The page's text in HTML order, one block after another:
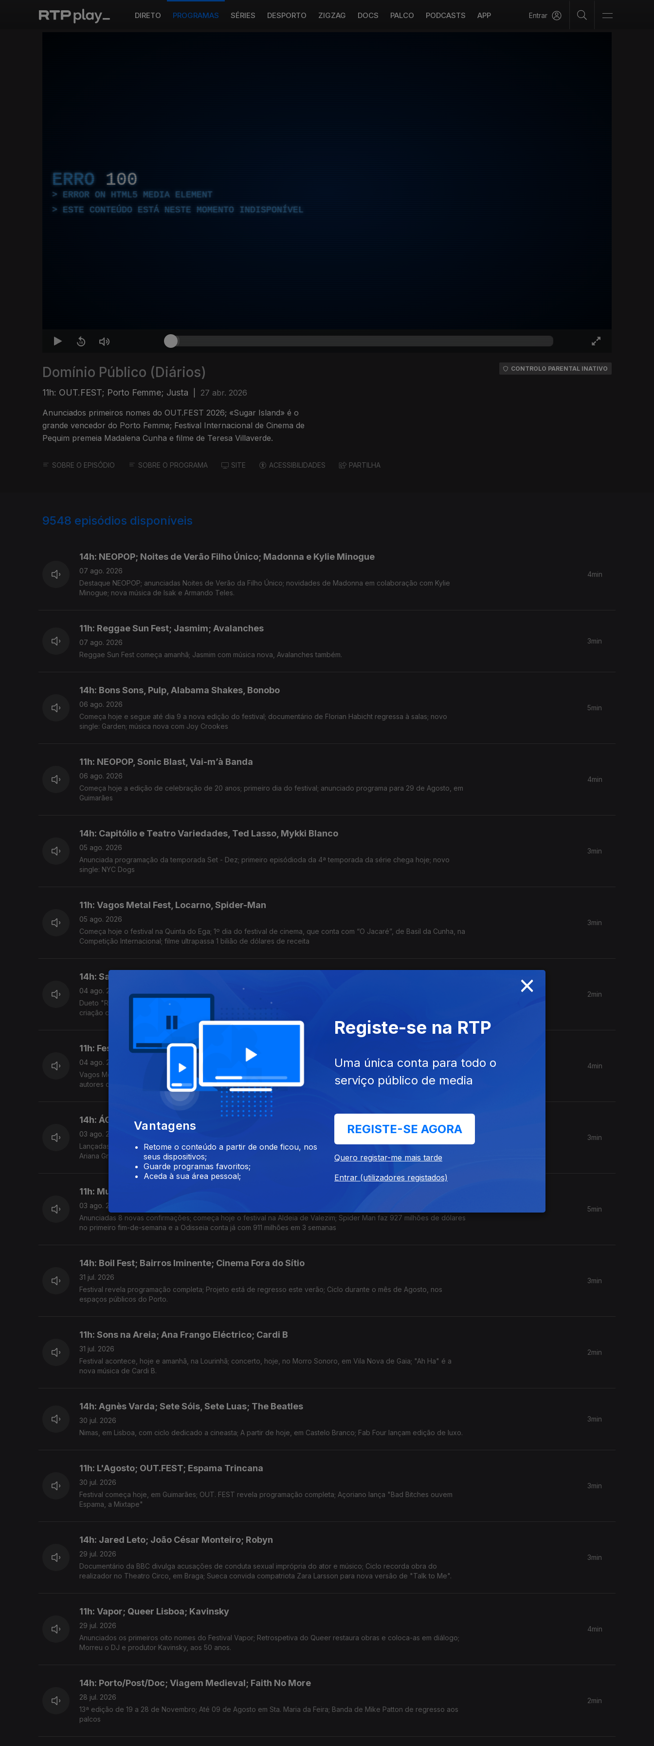
DIRETO PROGRAMAS SÉRIES DESPORTO ZIGZAG DOCS PALCO PODCASTS APP Entrar
ERRO 100
ERROR ON HTML5 MEDIA ELEMENT
ESTE CONTEÚDO ESTÁ NESTE MOMENTO INDISPONÍVEL
Domínio Público (Diários)
11h: OUT.FEST; Porto Femme; Justa 27 abr. 2026
Anunciados primeiros nomes do OUT.FEST 2026; «Sugar Island» é o
grande vencedor do Porto Femme; Festival Internacional de Cinema de
Pequim premeia Madalena Cunha e filme de Teresa Villaverde.
CONTROLO PARENTAL INATIVO
SOBRE O EPISÓDIO SOBRE O PROGRAMA SITE ACESSIBILIDADES PARTILHA
9548 episódios disponíveis
14h: NEOPOP; Noites de Verão Filho Único; Madonna e Kylie Minogue
07 ago. 2026
Destaque NEOPOP; anunciadas Noites de Verão da Filho Único; novidades de Madonna em colaboração com Kylie
Minogue; nova música de Isak e Armando Teles.
4min
11h: Reggae Sun Fest; Jasmim; Avalanches
07 ago. 2026
Reggae Sun Fest começa amanhã; Jasmim com música nova, Avalanches também.
3min
14h: Bons Sons, Pulp, Alabama Shakes, Bonobo
06 ago. 2026
Começa hoje e segue até dia 9 a nova edição do festival; documentário de Florian Habicht regressa à salas; novo
single: Garden; música nova com Joy Crookes
5min
11h: NEOPOP, Sonic Blast, Vai-m’à Banda
06 ago. 2026
Começa hoje a edição de celebração de 20 anos; primeiro dia do festival; anunciado programa para 29 de Agosto, em
Guimarães
4min
14h: Capitólio e Teatro Variedades, Ted Lasso, Mykki Blanco
05 ago. 2026
Anunciada programação da temporada Set - Dez; primeiro episódioda da 4ª temporada da série chega hoje; novo
single: NYC Dogs
3min
11h: Vagos Metal Fest, Locarno, Spider-Man
05 ago. 2026
Começa hoje o festival na Quinta do Ega; 1º dia do festival de cinema, que conta com “O Jacaré”, de Basil da Cunha, na
Competição Internacional; filme ultrapassa 1 bilião de dólares de receita
3min
14h: Sam Fender & Olivia Dean; Cartografias; Traça
04 ago. 2026
Dueto "Rein Me In" bateu o recorde de semanas no topo da tabela britânica de singles; festival de Vila Verde, de
criação com a comunidade local, estreia hoje; mostra de arquivos e filmes familiares em Outubro, em Lisboa.
2min
11h: Festivais; New Radicals
04 ago. 2026
Vagos Metal Fest, Bons Sons, Sonic Blast e NEOPOP: quatro festivais esta semana, com apoio e reportagem da 3;
autores de "You Get What You Give" regressam, 28 anos depois, com "One Night Only".
4min
14h: ÁGORA, Ariana Grande, Tom Waits
03 ago. 2026
Lançadas primeiras confirmações para a edição deste ano, que acontece no Castelo de Leiria de 18 a 20 de Setembro;
Ariana Grande retira-se da esfera pública depois de 1 de Setembro; novo single: The Fly
3min
11h: Mucho Flow, Ocupar a Velga, Spider Man e A Odisseia
03 ago. 2026
Anunciadas 8 novas confirmações; começa hoje o festival na Aldeia de Valezim; Spider Man faz 927 milhões de dólares
no primeiro fim-de-semana e a Odisseia conta já com 911 milhões em 3 semanas
5min
14h: Boil Fest; Bairros Iminente; Cinema Fora do Sítio
31 jul. 2026
Festival revela programação completa; Projeto está de regresso este verão; Ciclo durante o mês de Agosto, nos
espaços públicos do Porto.
3min
11h: Sons na Areia; Ana Frango Eléctrico; Cardi B
31 jul. 2026
Festival acontece, hoje e amanhã, na Lourinhã; concerto, hoje, no Morro Sonoro, em Vila Nova de Gaia; "Ah Ha" é a
nova música de Cardi B.
2min
14h: Agnès Varda; Sete Sóis, Sete Luas; The Beatles
30 jul. 2026
Nimas, em Lisboa, com ciclo dedicado a cineasta; A partir de hoje, em Castelo Branco; Fab Four lançam edição de luxo.
3min
11h: L'Agosto; OUT.FEST; Espama Trincana
30 jul. 2026
Festival começa hoje, em Guimarães; OUT. FEST revela programação completa; Açoriano lança "Bad Bitches ouvem
Espama, a Mixtape"
3min
14h: Jared Leto; João César Monteiro; Robyn
29 jul. 2026
Documentário da BBC divulga acusações de conduta sexual imprópria do ator e músico; Ciclo recorda obra do
realizador no Theatro Circo, em Braga; Sueca convida compatriota Zara Larsson para nova versão de "Talk to Me".
3min
11h: Vapor; Queer Lisboa; Kavinsky
29 jul. 2026
Anunciados os primeiros oito nomes do Festival Vapor; Retrospetiva do Queer restaura obras e coloca-as em diálogo;
Morreu o DJ e produtor Kavinsky, aos 50 anos.
4min
14h: Porto/Post/Doc; Viagem Medieval; Faith No More
28 jul. 2026
13ª edição de 19 a 28 de Novembro; Até 09 de Agosto em Sta. Maria da Feira; Banda de Mike Patton de regresso aos
palcos
2min
×
Vantagens
Retome o conteúdo a partir de onde ficou, nos
seus dispositivos;
Guarde programas favoritos;
Aceda à sua área pessoal;
Registe-se na RTP
Uma única conta para todo o
serviço público de media
REGISTE-SE AGORA
Quero registar-me mais tarde
Entrar (utilizadores registados)